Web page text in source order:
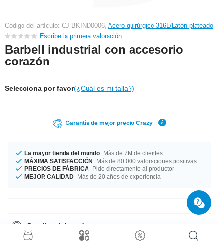
Código del artículo: CJ-BKIND0006, Acero quirúrgico 316L/Latón plateado
Escribe la primera valoración
Barbell industrial con accesorio
corazón
Selecciona por favor(¿Cuál es mi talla?)
Garantía de mejor precio Crazy
La mayor tienda del mundo Más de 7M de clientes
MÁXIMA SATISFACCIÓN
Más de 80.000 valoraciones positivas
PRECIOS DE FÁBRICA
Pide directamente al productor
MEJOR CALIDAD Más de 20 años de experiencia
Detalles del producto
Disponible en grosor de 1.6 mm. Fabricado en una longitud de 38 mm. Ni